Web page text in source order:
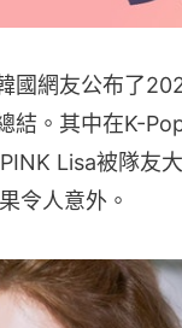
國網友公布了
結。其中在K-
Lisa被隊友
令人意外。